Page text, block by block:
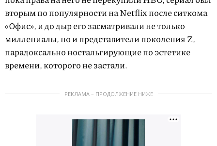
вторым по популярности на Netflix после ситкома
«Офис», и до дыр его засматривали не только
миллениалы, но и представители поколения Z,
парадоксально ностальгирующие по эстетике
времени, которого не застали.
РЕКЛАМА – ПРОДОЛЖЕНИЕ НИЖЕ